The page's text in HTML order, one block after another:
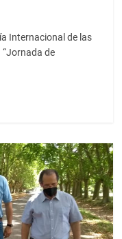
Internacional de las
“Jornada de